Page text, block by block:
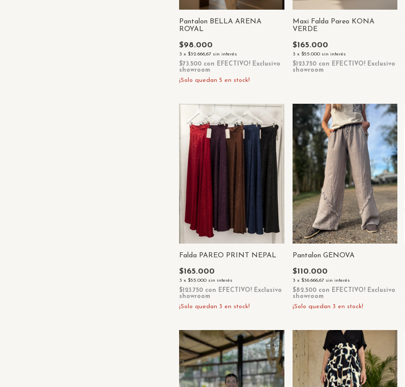
Pantalon BELLA ARENA
ROYAL
$98.000
3 x $32.666,67 sin interés
$73.500 con EFECTIVO! Exclusivo
showroom
¡Solo quedan5 en stock!
Maxi Falda Pareo KONA
VERDE
$165.000
3 x $55.000 sin interés
$123.750 con EFECTIVO! Exclusivo
showroom
Falda PAREO PRINT NEPAL
$165.000
3 x $55.000 sin interés
$123.750 con EFECTIVO! Exclusivo
showroom
¡Solo quedan3 en stock!
Pantalon GÉNOVA
$110.000
3 x $36.666,67 sin interés
$82.500 con EFECTIVO! Exclusivo
showroom
¡Solo quedan 3 en stock!